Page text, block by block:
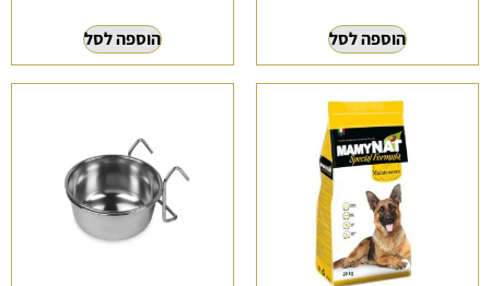
הוספה לסל הוספה לסל